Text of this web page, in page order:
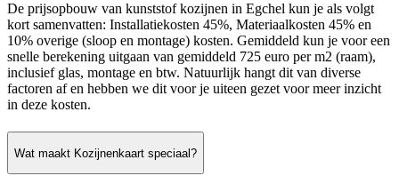
De prijsopbouw van kunststof kozijnen in Egchel kun je als volgt
kort samenvatten: Installatiekosten 45%, Materiaalkosten 45% en
10% overige (sloop en montage) kosten. Gemiddeld kun je voor een
snelle berekening uitgaan van gemiddeld 725 euro per m2 (raam),
inclusief glas, montage en btw. Natuurlijk hangt dit van diverse
factoren af en hebben we dit voor je uiteen gezet voor meer inzicht
in deze kosten.
Wat maakt Kozijnenkaart speciaal?